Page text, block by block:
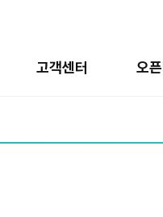
고객센터 오